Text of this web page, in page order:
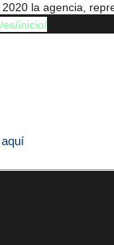
la agencia,
es/inicio/